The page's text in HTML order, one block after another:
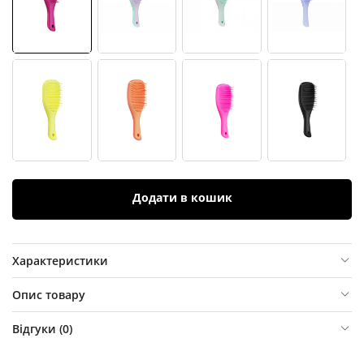
Додати в кошик
Характеристики
Опис товару
Відгуки (0)